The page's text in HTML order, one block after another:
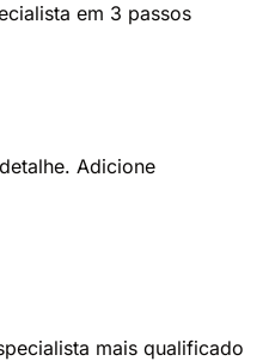
em 3 passos
Adicione
mais qualificado